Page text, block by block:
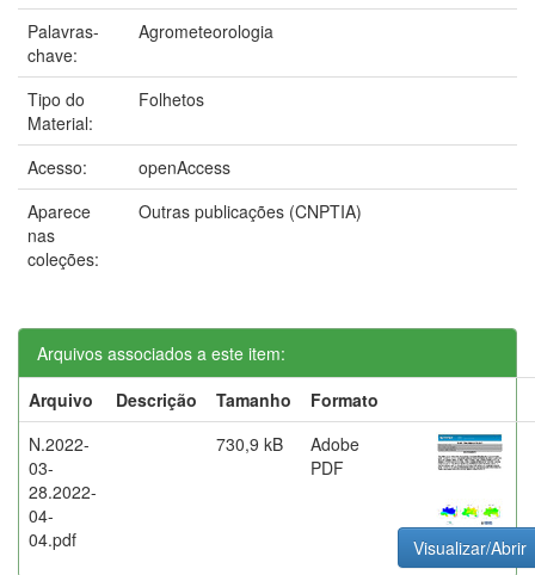
Palavras-
chave:
Agrometeorologia
Tipo do
Material:
Folhetos
Acesso:
openAccess
Aparece
nas
coleções:
Outras publicações (CNPTIA)
Arquivos associados a este item:
Arquivo
Descrição Tamanho
Formato
N.2022-
03-
28.2022-
04-
04.pdf
730,9 kB
Adobe
PDF
Visualizar/Abrir